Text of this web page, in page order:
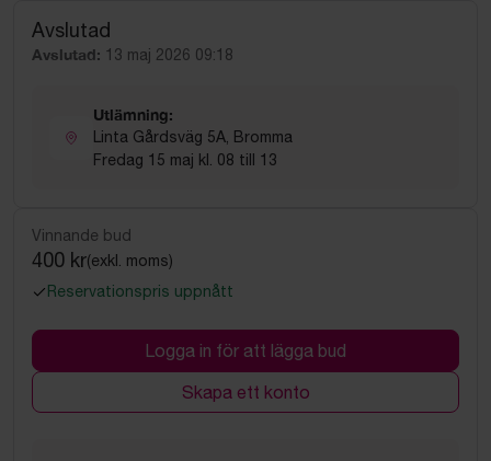
Avslutad
Avslutad: 13 maj 2026 09:18
Utlämning:
Linta Gårdsväg 5A, Bromma
Fredag 15 maj kl. 08 till 13
Vinnande bud
400 kr(exkl. moms)
Reservationspris uppnått
Logga in för att lägga bud
Skapa ett konto